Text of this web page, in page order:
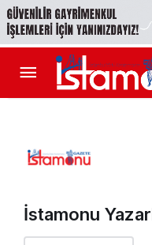
İstamonu